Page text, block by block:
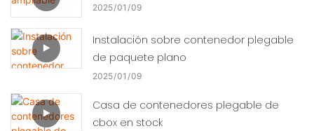
2025 01 09
Instalación sobre contenedor plegable
de paquete plano
2025 01 09
Casa de contenedores plegable de
cbox en stock